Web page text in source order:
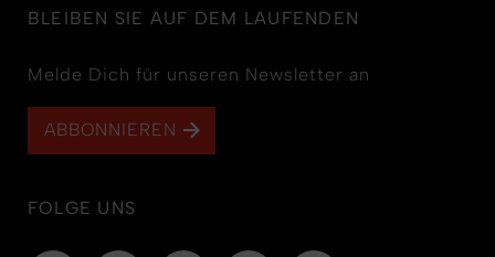
BLEIBEN SIE AUF DEM LAUFENDEN
Melde Dich für unseren Newsletter an
ABBONNIEREN
FOLGE UNS